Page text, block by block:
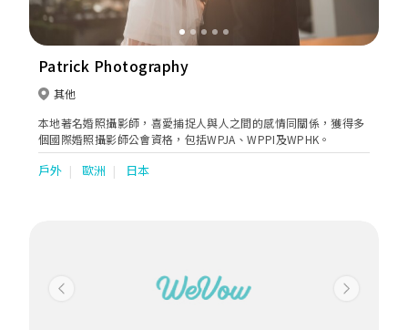
Patrick Photography
其他
本地著名婚照攝影師，喜愛捕捉人與人之間的感情同關係，獲得多
個國際婚照攝影師公會資格，包括WPJA、WPPI及WPHK。
戶外 歐洲 日本
Previous Next